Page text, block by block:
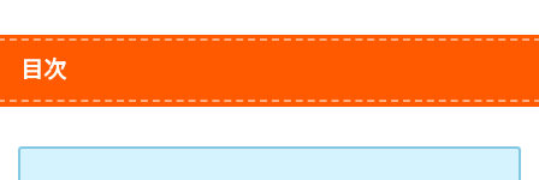
目次